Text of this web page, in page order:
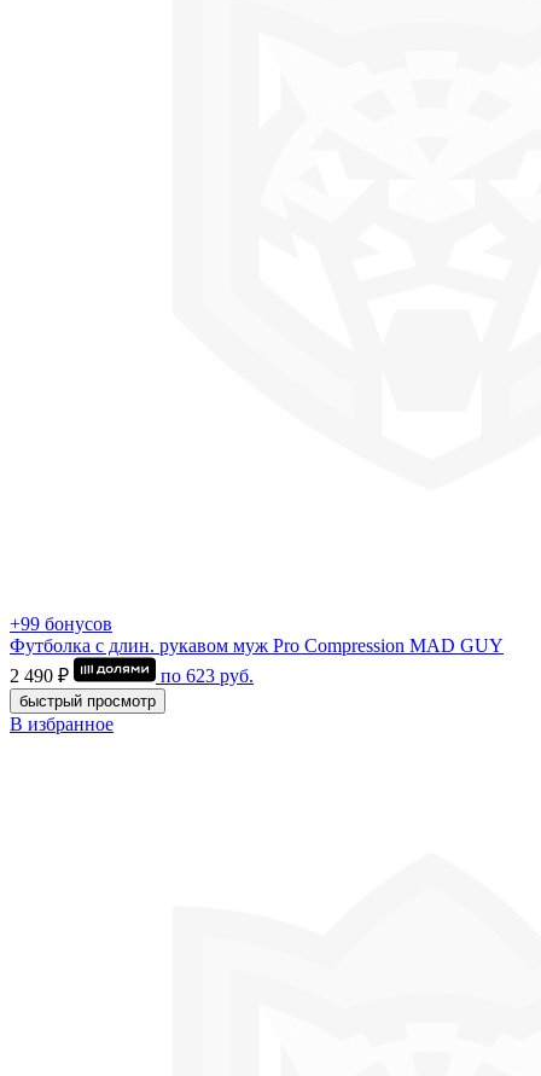
+99 бонусов
Футболка с длин. рукавом муж Pro Compression MAD GUY
2 490 ₽
по 623 руб.
быстрый просмотр
В избранное